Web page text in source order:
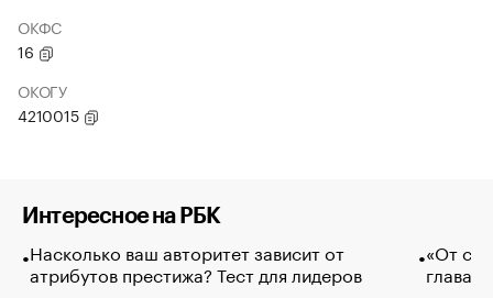
ОКФС
16
ОКОГУ
4210015
Интересное на РБК
Насколько ваш авторитет зависит от
атрибутов престижа? Тест для лидеров
«От
глава